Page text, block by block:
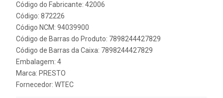
Código do Fabricante: 42006
Código: 872226
Código NCM: 94039900
Código de Barras do Produto: 7898244427829
Código de Barras da Caixa: 7898244427829
Embalagem: 4
Marca: PRESTO
Fornecedor: WTEC